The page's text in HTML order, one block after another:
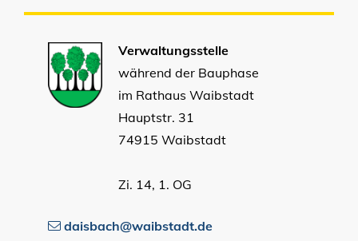
Verwaltungsstelle
während der Bauphase
im Rathaus Waibstadt
Hauptstr. 31
74915 Waibstadt
Zi. 14, 1. OG
daisbach@waibstadt.de